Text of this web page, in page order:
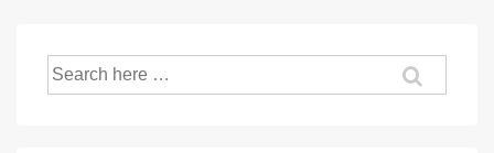
Suche
nach: